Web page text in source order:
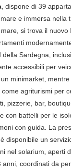
, dispone di 39
e immersa
si trova il
Sardegna,
accessibili per
minimarket,
agriturismi per
pizzerie, bar,
battelli per le
con guida. La
disponibile un
nel solarium,
coordinati da